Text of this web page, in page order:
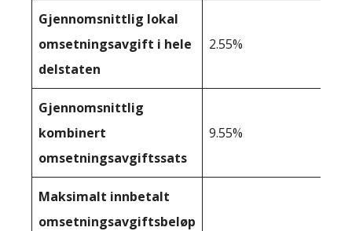
Gjennomsnittlig lokal
omsetningsavgift i hele
delstaten
2.55%
Gjennomsnittlig
kombinert
omsetningsavgiftssats
9.55%
Maksimalt innbetalt
omsetningsavgiftsbeløp